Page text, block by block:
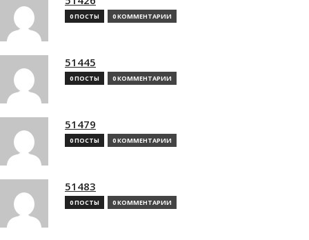
0 ПОСТЫ 0 КОММЕНТАРИИ
51445
0 ПОСТЫ 0 КОММЕНТАРИИ
51479
0 ПОСТЫ 0 КОММЕНТАРИИ
51483
0 ПОСТЫ 0 КОММЕНТАРИИ